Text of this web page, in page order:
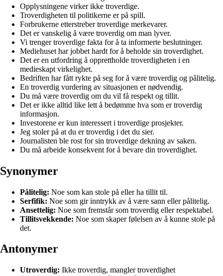
Opplysningene virker ikke troverdige.
Troverdigheten til politikerne er på spill.
Forbrukerne etterstreber troverdige merkevarer.
Det er vanskelig å være troverdig om man lyver.
Vi trenger troverdige fakta for å ta informerte beslutninger.
Mediehuset har jobbet hardt for å beholde sin troverdighet.
Det er en utfordring å opprettholde troverdigheten i en
medieskapt virkelighet.
Bedriften har fått rykte på seg for å være troverdig og pålitelig.
En troverdig vurdering av situasjonen er nødvendig.
Du må være troverdig om du vil få respekt og tillit.
Det er ikke alltid like lett å bedømme hva som er troverdig
informasjon.
Investorene er kun interessert i troverdige prosjekter.
Jeg stoler på at du er troverdig i det du sier.
Journalisten ble rost for sin troverdige dekning av saken.
Du må arbeide konsekvent for å bevare din troverdighet.
Synonymer
Pålitelig: Noe som kan stole på eller ha tillit til.
Serfifik: Noe som gir inntrykk av å være sann eller pålitelig.
Ansettelig: Noe som fremstår som troverdig eller respektabel.
Tillitsvekkende: Noe som skaper følelsen av å kunne stole på
det.
Antonymer
Utroverdig: Ikke troverdig, mangler troverdighet